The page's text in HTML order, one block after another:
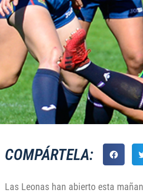
COMPÁRTELA:
Las Leonas han abierto esta